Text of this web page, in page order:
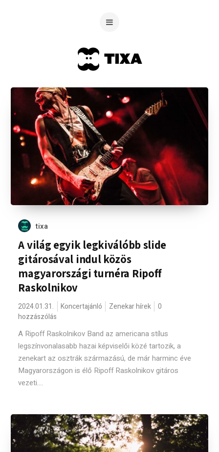
tixa
A világ egyik legkiválóbb slide
gitárosával indul közös
magyarországi turnéra Ripoff
Raskolnikov
2024.01.31. Koncertajánló Zenekar hírek
0
hozzászólás
A Ripoff Raskolnikov Band az americana stílus
legszínvonalasabb hazai képviselői közé tartozik, a
zenekart az osztrák származású, de már harminc éve
Magyarországon is élő Ripoff Raskolnikov gitáros
vezeti....